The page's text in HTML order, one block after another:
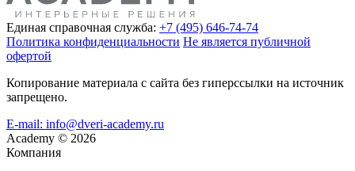
Единая справочная служба: +7 (495) 646-74-74
Политика конфиденциальности Не является публичной
офертой
Копирование материала с сайта без гиперссылки на источник
запрещено.
E-mail: info@dveri-academy.ru
Academy © 2026
Компания